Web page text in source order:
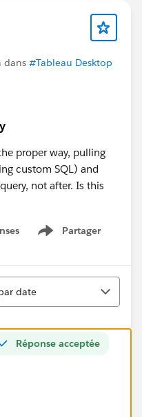
dans #Tableau Desktop
proper way, pulling
custom SQL) and
not after. Is this
Partager
Show menu
date
Réponse acceptée